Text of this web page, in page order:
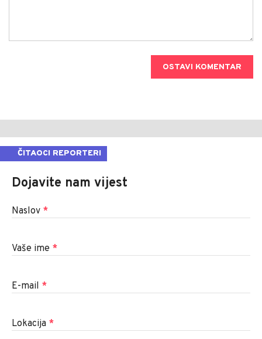
OSTAVI KOMENTAR
ČITAOCI REPORTERI
Dojavite nam vijest
Naslov *
Vaše ime *
E-mail *
Lokacija *